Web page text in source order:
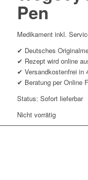
Pen
Medikament inkl.
✔ Deutsches
✔ Rezept wird online
✔ Versandkostenfrei in
✔ Beratung per Online
Status: Sofort lieferbar
Nicht vorrätig